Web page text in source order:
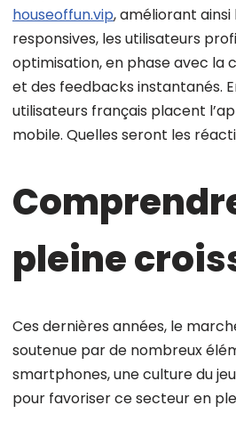
houseoffun.vip, améliorant
responsives, les utilisateurs
optimisation, en phase avec la
et des feedbacks instantanés.
utilisateurs français placent
mobile. Quelles seront les
pleine
Ces dernières années, le
soutenue par de nombreux
smartphones, une culture du
pour favoriser ce secteur en